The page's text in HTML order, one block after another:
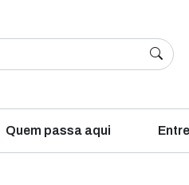
Quem passa aqui